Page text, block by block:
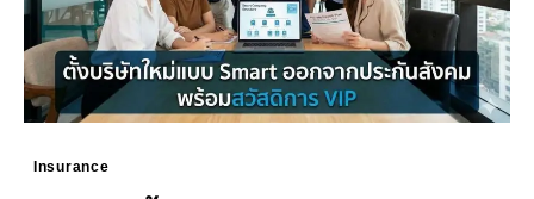
VDO
Event & Activities
Insurance